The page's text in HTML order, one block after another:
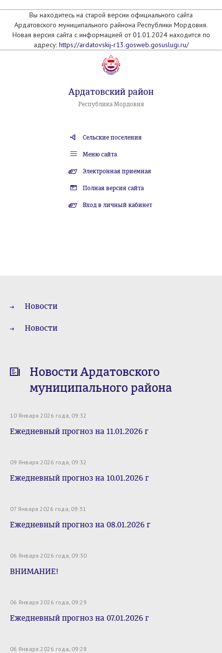
Вы находитесь на старой версии официального сайта
Ардатовского муниципального райнона Республики Мордовия.
Новая версия сайта с информацией от 01.01.2024 находится по
адресу: https://ardatovskij-r13.gosweb.gosuslugi.ru/
Ардатовский район
Республика Мордовия
Сельские поселения
Меню сайта
Электронная приемная
Полная версия сайта
Вход в личный кабинет
Новости
Новости
Новости Ардатовского
муниципального района
10 Января 2026 года, 09:32
Ежедневный прогноз на 11.01.2026 г
09 Января 2026 года, 09:32
Ежедневный прогноз на 10.01.2026 г
07 Января 2026 года, 09:31
Ежедневный прогноз на 08.01.2026 г
06 Января 2026 года, 09:30
ВНИМАНИЕ!
06 Января 2026 года, 09:29
Ежедневный прогноз на 07.01.2026 г
06 Января 2026 года, 09:28